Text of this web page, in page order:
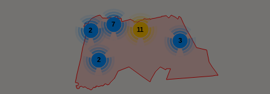
11
7
2
3
2